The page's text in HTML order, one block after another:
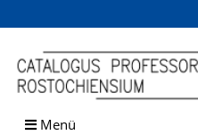
Browsen
direkt zum Inhalt
Menü